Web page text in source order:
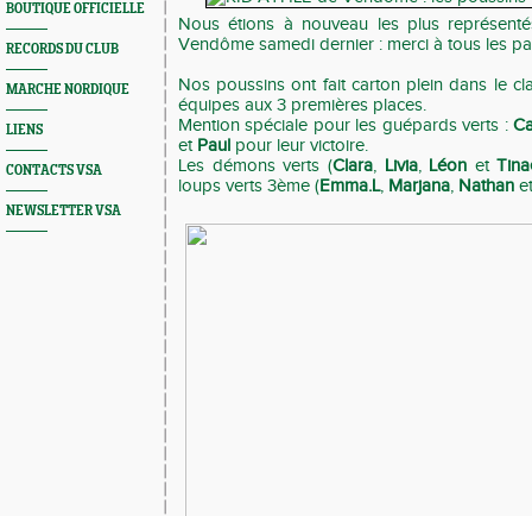
BOUTIQUE OFFICIELLE
RECORDS DU CLUB
MARCHE NORDIQUE
LIENS
CONTACTS VSA
NEWSLETTER VSA
Nous étions à nouveau les plus
Vendôme samedi dernier : merci à tous les
Nos poussins ont fait carton plein dans le
équipes aux 3 premières places.
Mention spéciale pour les guépards verts :
et Paul pour leur victoire.
Les démons verts (Clara, Livia, Léon et
loups verts 3ème (Emma.L, Marjana, Nathan